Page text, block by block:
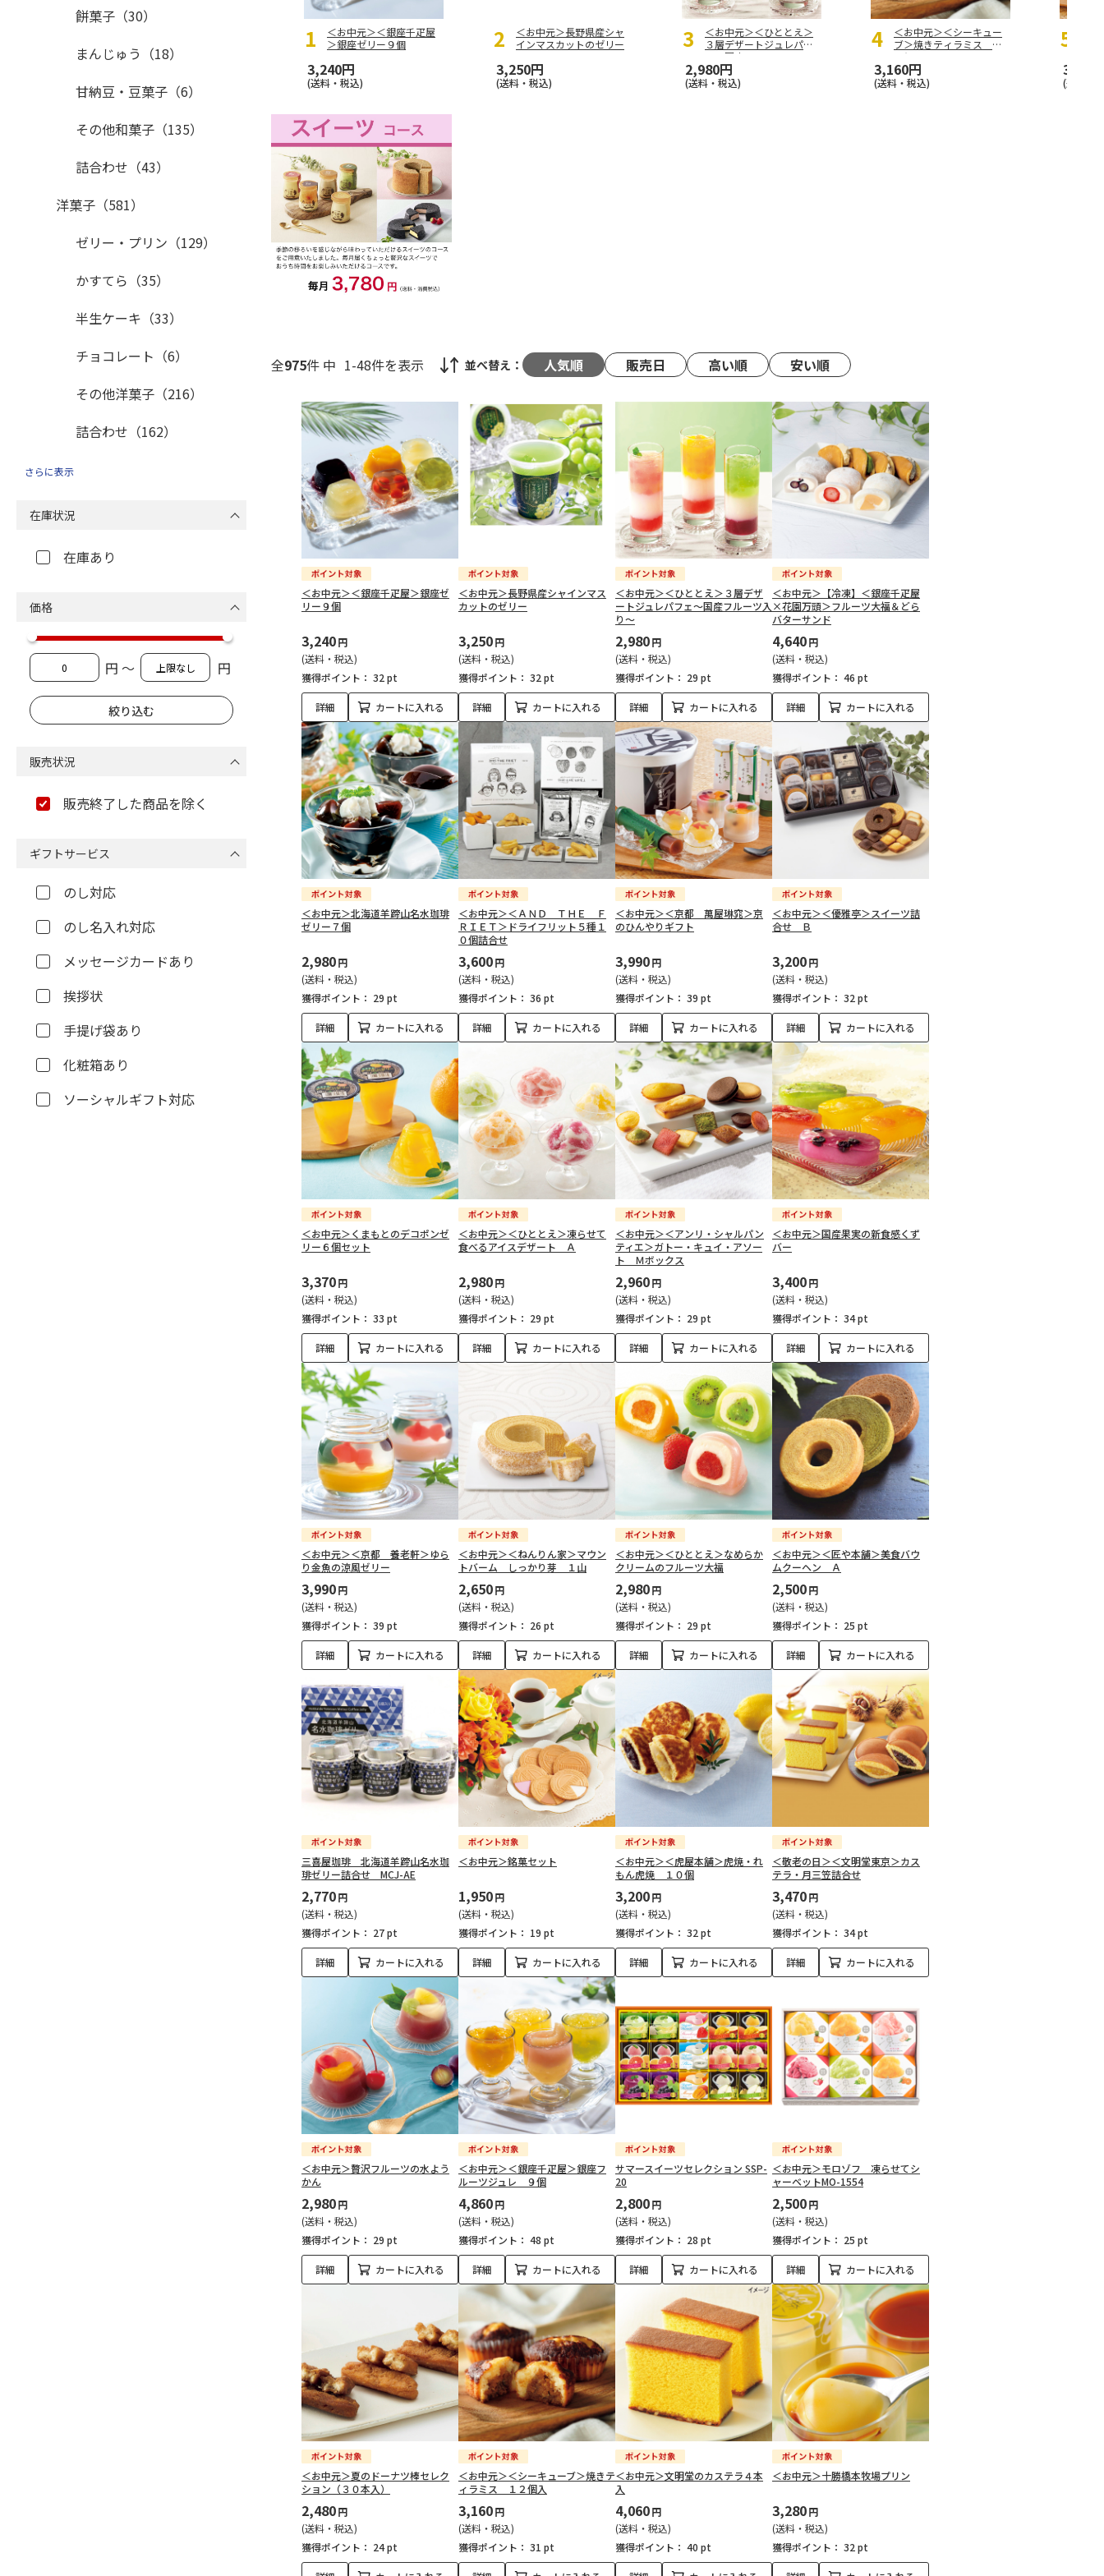
＜お中元＞＜銀座千疋屋
＞銀座ゼリー９個
3,240円
(送料・税込)
＜お中元＞長野県産シャ
インマスカットのゼリー
3,250円
(送料・税込)
＜お中元＞＜ひととえ＞
３層デザートジュレパフ
ェ～国産フルー
2,980円
(送料・税込)
＜お中元＞＜シーキュー
ブ＞焼きティラミス １
２個入
3,160円
(送料・税込)
3,990
(送料・
おすすめの定期便
全975件 中 1-48件を表示 並べ替え： 人気順 販売日 高い順 安い順
＜お中元＞＜銀座千疋屋＞銀座ゼ
リー９個
3,240円
(送料・税込)
獲得ポイント： 32 pt
詳細 カートに入れる
＜お中元＞長野県産シャインマス
カットのゼリー
3,250円
(送料・税込)
獲得ポイント： 32 pt
詳細 カートに入れる
＜お中元＞＜ひととえ＞３層デザ
ートジュレパフェ～国産フルーツ入
り～
2,980円
(送料・税込)
獲得ポイント： 29 pt
詳細 カートに入れる
＜お中元＞【冷凍】＜銀座千疋屋
×花園万頭＞フルーツ大福＆どら
バターサンド
4,640円
(送料・税込)
獲得ポイント： 46 pt
詳細 カートに入れる
＜お中元＞北海道羊蹄山名水珈琲
ゼリー７個
2,980円
(送料・税込)
獲得ポイント： 29 pt
詳細 カートに入れる
＜お中元＞＜ＡＮＤ ＴＨＥ Ｆ
ＲＩＥＴ＞ドライフリット５種１
０個詰合せ
3,600円
(送料・税込)
獲得ポイント： 36 pt
詳細 カートに入れる
＜お中元＞＜京都 萬屋琳窕＞京
のひんやりギフト
3,990円
(送料・税込)
獲得ポイント： 39 pt
詳細 カートに入れる
＜お中元＞＜優雅亭＞スイーツ詰
合せ Ｂ
3,200円
(送料・税込)
獲得ポイント： 32 pt
詳細 カートに入れる
＜お中元＞くまもとのデコポンゼ
リー６個セット
3,370円
(送料・税込)
獲得ポイント： 33 pt
詳細 カートに入れる
＜お中元＞＜ひととえ＞凍らせて
食べるアイスデザート Ａ
2,980円
(送料・税込)
獲得ポイント： 29 pt
詳細 カートに入れる
＜お中元＞＜アンリ・シャルパン
ティエ＞ガトー・キュイ・アソー
ト Ｍボックス
2,960円
(送料・税込)
獲得ポイント： 29 pt
詳細 カートに入れる
＜お中元＞国産果実の新食感くず
バー
3,400円
(送料・税込)
獲得ポイント： 34 pt
詳細 カートに入れる
＜お中元＞＜京都 養老軒＞ゆら
り金魚の涼風ゼリー
3,990円
(送料・税込)
獲得ポイント： 39 pt
詳細 カートに入れる
＜お中元＞＜ねんりん家＞マウン
トバーム しっかり芽 １山
2,650円
(送料・税込)
獲得ポイント： 26 pt
詳細 カートに入れる
＜お中元＞＜ひととえ＞なめらか
クリームのフルーツ大福
2,980円
(送料・税込)
獲得ポイント： 29 pt
詳細 カートに入れる
＜お中元＞＜匠や本舗＞美食バウ
ムクーヘン Ａ
2,500円
(送料・税込)
獲得ポイント： 25 pt
詳細 カートに入れる
三喜屋珈琲 北海道羊蹄山名水珈
琲ゼリー詰合せ MCJ-AE
2,770円
(送料・税込)
獲得ポイント： 27 pt
詳細 カートに入れる
＜お中元＞銘菓セット
1,950円
(送料・税込)
獲得ポイント： 19 pt
詳細 カートに入れる
＜お中元＞＜虎屋本舗＞虎焼・れ
もん虎焼 １０個
3,200円
(送料・税込)
獲得ポイント： 32 pt
詳細 カートに入れる
＜敬老の日＞＜文明堂東京＞カス
テラ・月三笠詰合せ
3,470円
(送料・税込)
獲得ポイント： 34 pt
詳細 カートに入れる
＜お中元＞贅沢フルーツの水よう
かん
2,980円
(送料・税込)
獲得ポイント： 29 pt
詳細 カートに入れる
＜お中元＞＜銀座千疋屋＞銀座フ
ルーツジュレ ９個
4,860円
(送料・税込)
獲得ポイント： 48 pt
詳細 カートに入れる
サマースイーツセレクション SSP-
20
2,800円
(送料・税込)
獲得ポイント： 28 pt
詳細 カートに入れる
＜お中元＞モロゾフ 凍らせてシ
ャーベットMO-1554
2,500円
(送料・税込)
獲得ポイント： 25 pt
詳細 カートに入れる
＜お中元＞夏のドーナツ棒セレク
ション（３０本入）
2,480円
(送料・税込)
獲得ポイント： 24 pt
＜お中元＞＜シーキューブ＞焼きテ
ィラミス １２個入
3,160円
(送料・税込)
獲得ポイント： 31 pt
＜お中元＞文明堂のカステラ４本
入
4,060円
(送料・税込)
獲得ポイント： 40 pt
＜お中元＞十勝橋本牧場プリン
3,280円
(送料・税込)
獲得ポイント： 32 pt
餅菓子（30）
まんじゅう（18）
甘納豆・豆菓子（6）
その他和菓子（135）
詰合わせ（43）
洋菓子（581）
ゼリー・プリン（129）
かすてら（35）
半生ケーキ（33）
チョコレート（6）
その他洋菓子（216）
詰合わせ（162）
その他菓子（31）
さらに表示
在庫状況
在庫あり
価格
円 ～ 円
販売状況
販売終了した商品を除く
ギフトサービス
のし対応
のし名入れ対応
メッセージカードあり
挨拶状
手提げ袋あり
化粧箱あり
ソーシャルギフト対応